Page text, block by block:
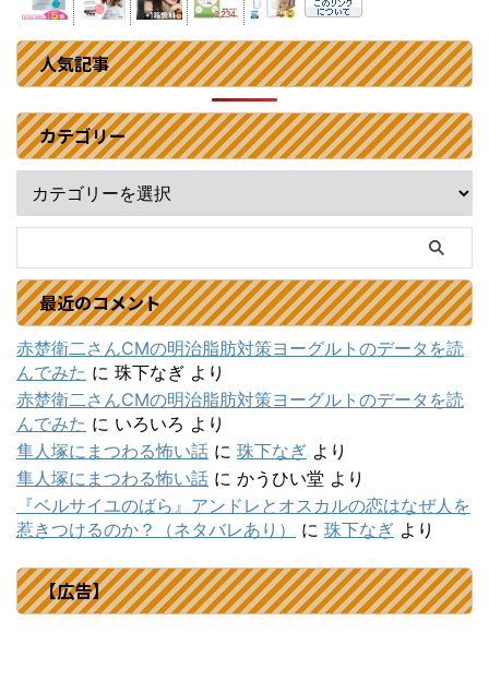
人気記事
カテゴリー
最近のコメント
赤楚衛二さんCMの明治脂肪対策ヨーグルトのデータを読
んでみた に 珠下なぎ より
赤楚衛二さんCMの明治脂肪対策ヨーグルトのデータを読
んでみた に いろいろ より
隼人塚にまつわる怖い話 に 珠下なぎ より
隼人塚にまつわる怖い話 に かうひい堂 より
『ベルサイユのばら』アンドレとオスカルの恋はなぜ人を
惹きつけるのか？（ネタバレあり）
に 珠下なぎ より
【広告】